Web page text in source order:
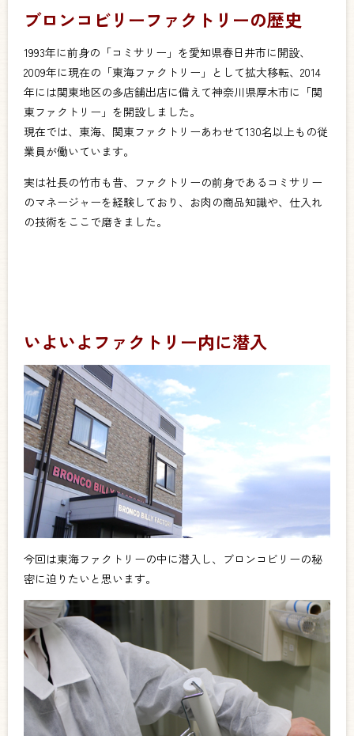
ブロンコビリーファクトリーの歴史
1993年に前身の「コミサリー」を愛知県春日井市に開設、
2009年に現在の「東海ファクトリー」として拡大移転、2014
年には関東地区の多店舗出店に備えて神奈川県厚木市に「関
東ファクトリー」を開設しました。
現在では、東海、関東ファクトリーあわせて130名以上もの従
業員が働いています。
実は社長の竹市も昔、ファクト リーの前身であるコミサリー
のマネージャーを経験しており、お肉の商品知識や、仕入れ
の技術をここで磨きました。
いよいよファクトリー内に潜入
今回は東海ファクトリーの中に潜入し、ブロンコビリーの秘
密に迫りたいと思います。